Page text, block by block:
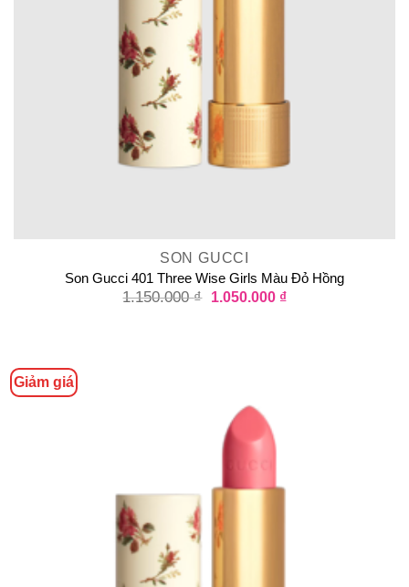
SON GUCCI
Son Gucci 401 Three Wise Girls Màu Đỏ Hồng
1.150.000₫ 1.050.000 ₫
Giảm giá